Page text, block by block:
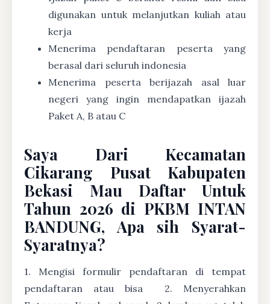
digunakan untuk melanjutkan kuliah atau
kerja
Menerima pendaftaran peserta yang
berasal dari seluruh indonesia
Menerima peserta berijazah asal luar
negeri yang ingin mendapatkan ijazah
Paket A, B atau C
Saya Dari Kecamatan
Cikarang Pusat Kabupaten
Bekasi Mau Daftar Untuk
Tahun 2026 di PKBM INTAN
BANDUNG, Apa sih Syarat-
Syaratnya?
1. Mengisi formulir pendaftaran di tempat
pendaftaran atau bisa
2. Menyerahkan